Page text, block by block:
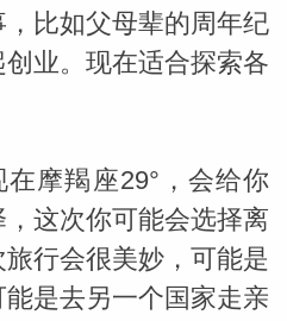
比如父母辈的周年纪
业。现在适合探索各
摩羯座29°，会给你
这次你可能会选择离
行会很美妙，可能是
是去另一个国家走亲